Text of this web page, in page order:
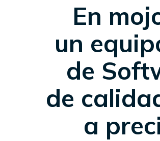
En
un
de
de
a